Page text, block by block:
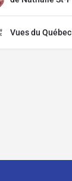
Vues du